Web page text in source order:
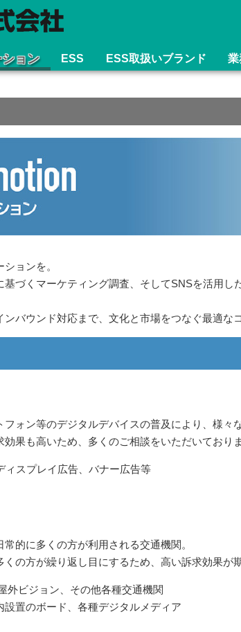
ョン ESS ESS取扱いブランド 業
ョンを。
づくマーケティング調査、そしてSNSを活用し
バウンド対応まで、文化と市場をつなぐ最適な
ォン等のデジタルデバイスの普及により、様々
果も高いため、多くのご相談をいただいておりま
ィスプレイ広告、バナー広告等
的に多くの方が利用される交通機関。
の方が繰り返し目にするため、高い訴求効果が
外ビジョン、その他各種交通機関
置のボード、各種デジタルメディア